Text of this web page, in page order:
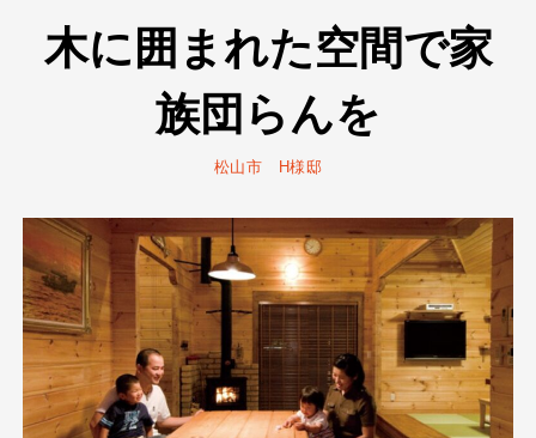
木に囲まれた空間で家
族団らんを
松山市 H様邸